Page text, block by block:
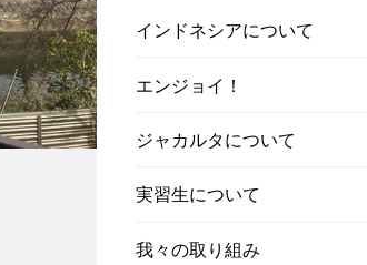
インドネシアについて
エンジョイ！
ジャカルタについて
実習生について
我々の取り組み